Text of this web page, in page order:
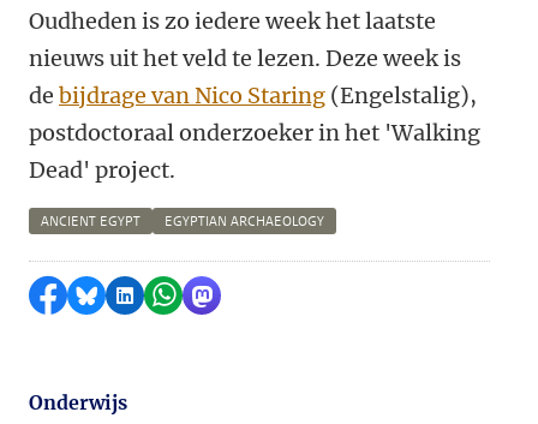
Oudheden is zo iedere week het laatste
nieuws uit het veld te lezen. Deze week is
de bijdrage van Nico Staring (Engelstalig),
postdoctoraal onderzoeker in het 'Walking
Dead' project.
ANCIENT EGYPT EGYPTIAN ARCHAEOLOGY
Delen op Facebook
Delen via Bluesky
Delen op LinkedIn
Delen via WhatsApp
Delen via Mastodon
Onderwijs